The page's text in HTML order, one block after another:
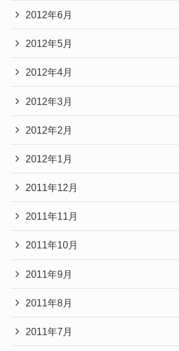
2012年6月
2012年5月
2012年4月
2012年3月
2012年2月
2012年1月
2011年12月
2011年11月
2011年10月
2011年9月
2011年8月
2011年7月